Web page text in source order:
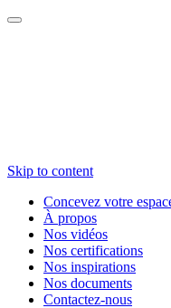
Skip to content
Concevez votre
À propos
Nos vidéos
Nos certifications
Nos inspirations
Nos documents
Contactez-nous